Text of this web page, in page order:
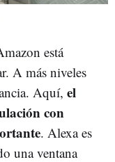
está
A más niveles
Aquí, el
con
. Alexa es
una ventana